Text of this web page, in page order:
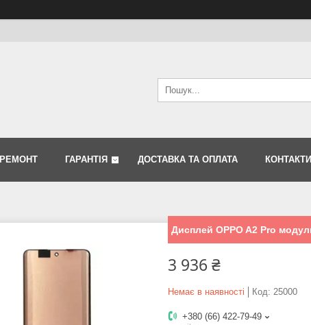
РЕМОНТ ГАРАНТІЯ ДОСТАВКА ТА ОПЛАТА КОНТАКТИ
Дисплей OPPO A2 Pro
3 936 ₴
Немає в наявності Код: 25000
+380 (66) 422-79-49